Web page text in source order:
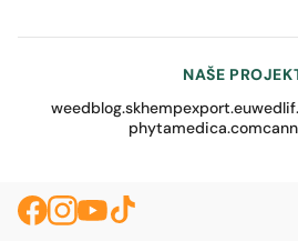
NAŠE
weedblog.skhempexport.eu
phytamedica.com